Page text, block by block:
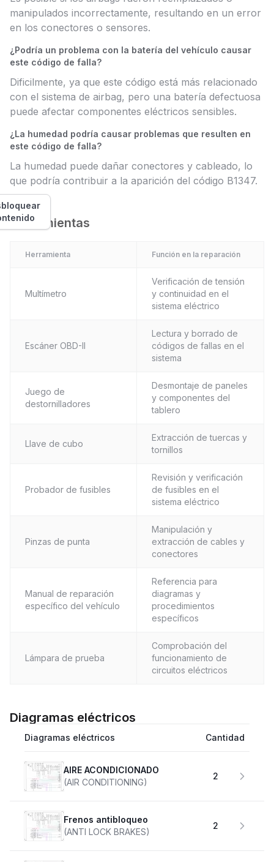
manipulados incorrectamente, resultando en un error
en los conectores o sensores.
¿Podría un problema con la batería del vehículo causar
este código de falla?
Dificilmente, ya que este código está más relacionado
con el sistema de airbag, pero una batería defectuosa
puede afectar componentes eléctricos sensibles.
¿La humedad podría causar problemas que resulten en
este código de falla?
La humedad puede dañar conectores y cableado, lo
que podría contribuir a la aparición del código B1347.
Herramientas
Herramienta Función en la reparación
Multímetro
Verificación de tensión
y continuidad en el
sistema eléctrico
Escáner OBD-II
Lectura y borrado de
códigos de fallas en el
sistema
Juego de
destornilladores
Desmontaje de paneles
y componentes del
tablero
Llave de cubo
Extracción de tuercas y
tornillos
Probador de fusibles
Revisión y verificación
de fusibles en el
sistema eléctrico
Pinzas de punta
Manipulación y
extracción de cables y
conectores
Manual de reparación
específico del vehículo
Referencia para
diagramas y
procedimientos
específicos
Lámpara de prueba
Comprobación del
funcionamiento de
circuitos eléctricos
Diagramas eléctricos
Diagramas eléctricos Cantidad
AIRE ACONDICIONADO
(AIR CONDITIONING)
2
Frenos antibloqueo
(ANTI LOCK BRAKES)
2